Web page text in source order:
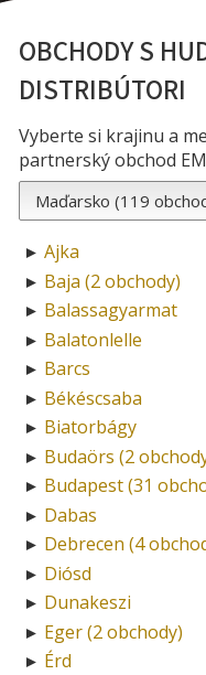
OBCHODY S
DISTRIBÚTORI
Vyberte si krajinu a
partnerský obchod
► Ajka
► Baja (2 obchody)
► Balassagyarmat
► Balatonlelle
► Barcs
► Békéscsaba
► Biatorbágy
► Budaörs (2
► Budapest (31
► Dabas
► Debrecen (4
► Diósd
► Dunakeszi
► Eger (2 obchody)
► Érd